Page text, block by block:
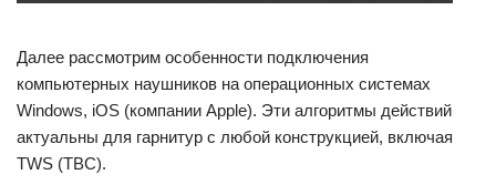
Далее рассмотрим особенности подключения
компьютерных наушников на операционных системах
Windows, iOS (компании Apple). Эти алгоритмы действий
актуальны для гарнитур с любой конструкцией, включая
TWS (ТВС).